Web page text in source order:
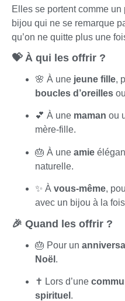
Elles se portent comme un
bijou qui ne se remarque
qu’on ne quitte plus une
💝 À qui les offrir ?
🌸 À une jeune fille,
boucles d’oreilles
💕 À une maman ou
mère-fille.
🎂 À une amie
naturelle.
✨ À vous-même,
avec un bijou à la
🎉 Quand les offrir ?
🎂 Pour un
Noël .
✝️ Lors d’une
spirituel .